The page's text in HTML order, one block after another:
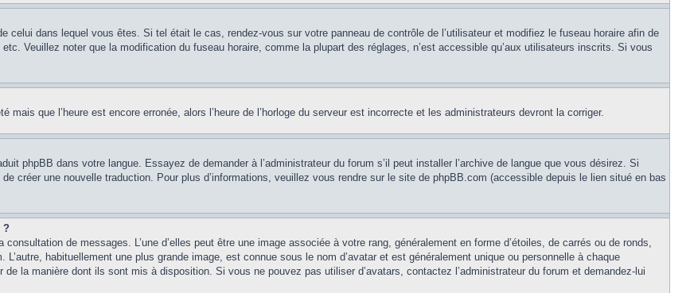
celui dans lequel vous êtes. Si tel était le cas, rendez-vous sur votre panneau de contrôle de l’utilisateur et modifiez le fuseau horaire afin de
Veuillez noter que la modification du fuseau horaire, comme la plupart des réglages, n’est accessible qu’aux utilisateurs inscrits. Si vous
mais que l’heure est encore erronée, alors l’heure de l’horloge du serveur est incorrecte et les administrateurs devront la corriger.
phpBB dans votre langue. Essayez de demander à l’administrateur du forum s’il peut installer l’archive de langue que vous désirez. Si
créer une nouvelle traduction. Pour plus d’informations, veuillez vous rendre sur le site de phpBB.com (accessible depuis le lien situé en bas
?
de messages. L’une d’elles peut être une image associée à votre rang, généralement en forme d’étoiles, de carrés ou de ronds,
habituellement une plus grande image, est connue sous le nom d’avatar et est généralement unique ou personnelle à chaque
de la manière dont ils sont mis à disposition. Si vous ne pouvez pas utiliser d’avatars, contactez l’administrateur du forum et demandez-lui